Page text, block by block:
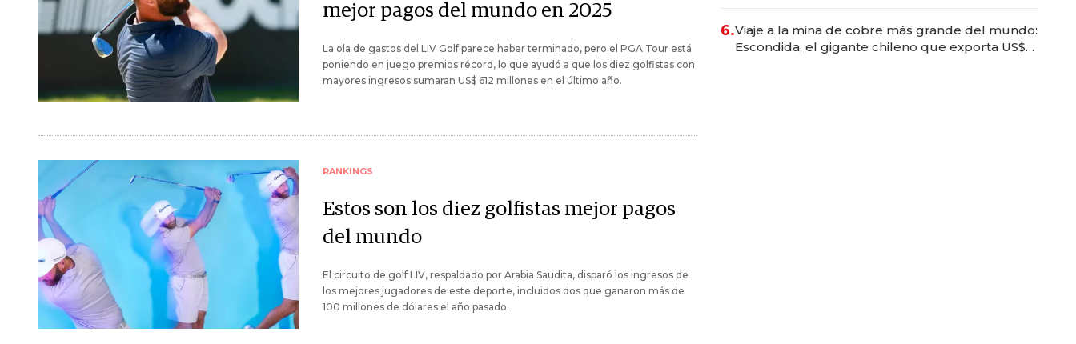
mejor pagos del mundo en 2025
La ola de gastos del LIV Golf parece haber terminado, pero el PGA Tour está
poniendo en juego premios récord, lo que ayudó a que los diez golfistas con
mayores ingresos sumaran US$ 612 millones en el último año.
RANKINGS
Estos son los diez golfistas mejor pagos
del mundo
El circuito de golf LIV, respaldado por Arabia Saudita, disparó los ingresos de
los mejores jugadores de este deporte, incluidos dos que ganaron más de
100 millones de dólares el año pasado.
6.Viaje a la mina de cobre más grande del mundo:
Escondida, el gigante chileno que exporta US$